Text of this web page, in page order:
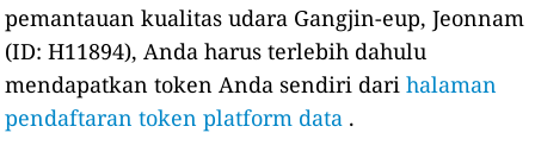
pemantauan kualitas udara Gangjin-eup, Jeonnam
(ID: H11894), Anda harus terlebih dahulu
mendapatkan token Anda sendiri darihalaman
pendaftaran token platform data .